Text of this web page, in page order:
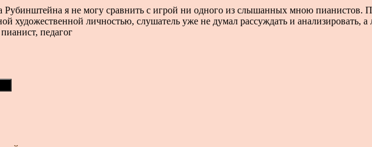
Рубинштейна я не могу сравнить с игрой ни одного из слышанных мною пианистов.
художественной личностью, слушатель уже не думал рассуждать и анализировать,
педагог